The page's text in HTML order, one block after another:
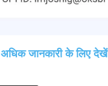
अधिक जानकारी के लिए देखें